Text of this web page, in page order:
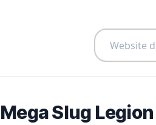
Mega Slug